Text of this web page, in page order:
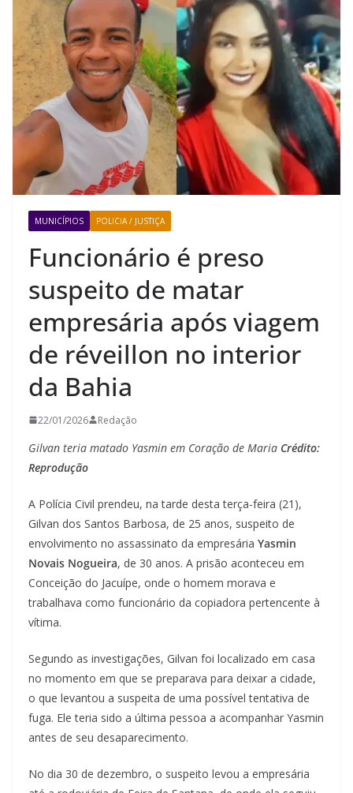
MUNICÍPIOS POLICIA / JUSTIÇA
Funcionário é preso
suspeito de matar
empresária após viagem
de réveillon no interior
da Bahia
22/01/2026 Redação
Gilvan teria matado Yasmin em Coração de Maria Crédito:
Reprodução
A Polícia Civil prendeu, na tarde desta terça-feira (21),
Gilvan dos Santos Barbosa, de 25 anos, suspeito de
envolvimento no assassinato da empresária Yasmin
Novais Nogueira, de 30 anos. A prisão aconteceu em
Conceição do Jacuípe, onde o homem morava e
trabalhava como funcionário da copiadora pertencente à
vítima.
Segundo as investigações, Gilvan foi localizado em casa
no momento em que se preparava para deixar a cidade,
o que levantou a suspeita de uma possível tentativa de
fuga. Ele teria sido a última pessoa a acompanhar Yasmin
antes de seu desaparecimento.
No dia 30 de dezembro, o suspeito levou a empresária